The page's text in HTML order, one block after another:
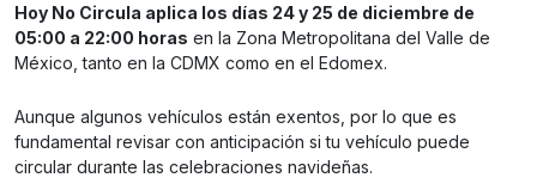
Hoy No Circula aplica los días 24 y 25 de diciembre de
05:00 a 22:00 horas en la Zona Metropolitana del Valle de
México, tanto en la CDMX como en el Edomex.
Aunque algunos vehículos están exentos, por lo que es
fundamental revisar con anticipación si tu vehículo puede
circular durante las celebraciones navideñas.